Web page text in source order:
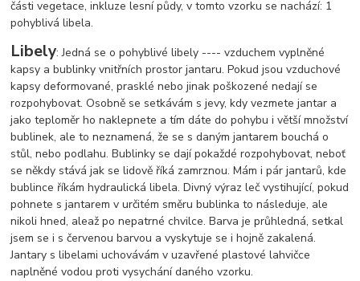
části vegetace, inkluze lesní půdy, v tomto vzorku se nachází: 1
pohyblivá libela.
Libely: Jedná se o pohyblivé libely ---- vzduchem vyplněné
kapsy a bublinky vnitřních prostor jantaru. Pokud jsou vzduchové
kapsy deformované, prasklé nebo jinak poškozené nedají se
rozpohybovat. Osobně se setkávám s jevy, kdy vezmete jantar a
jako teploměr ho naklepnete a tím dáte do pohybu i větší množství
bublinek, ale to neznamená, že se s daným jantarem bouchá o
stůl, nebo podlahu. Bublinky se dají pokaždé rozpohybovat, neboť
se někdy stává jak se lidově říká zamrznou. Mám i pár jantarů, kde
bublince říkám hydraulická libela. Divný výraz leč vystihující, pokud
pohnete s jantarem v určitém směru bublinka to následuje, ale
nikoli hned, aleaž po nepatrné chvilce. Barva je průhledná, setkal
jsem se i s červenou barvou a vyskytuje se i hojně zakalená.
Jantary s libelami uchovávám v uzavřené plastové lahvičce
naplněné vodou proti vysychání daného vzorku.